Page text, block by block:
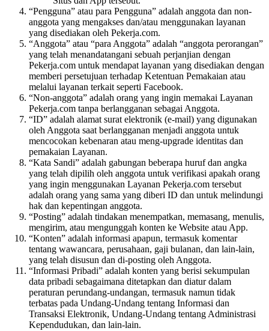
“Pengguna” atau para Pengguna” adalah anggota dan non-
anggota yang mengakses dan/atau menggunakan layanan
yang disediakan oleh Pekerja.com.
“Anggota” atau “para Anggota” adalah “anggota perorangan”
yang telah menandatangani sebuah perjanjian dengan
Pekerja.com untuk mendapat layanan yang disediakan dengan
memberi persetujuan terhadap Ketentuan Pemakaian atau
melalui layanan terkait seperti Facebook.
“Non-anggota” adalah orang yang ingin memakai Layanan
Pekerja.com tanpa berlangganan sebagai Anggota.
“ID” adalah alamat surat elektronik (e-mail) yang digunakan
oleh Anggota saat berlangganan menjadi anggota untuk
mencocokan kebenaran atau meng-upgrade identitas dan
pemakaian Layanan.
“Kata Sandi” adalah gabungan beberapa huruf dan angka
yang telah dipilih oleh anggota untuk verifikasi apakah orang
yang ingin menggunakan Layanan Pekerja.com tersebut
adalah orang yang sama yang diberi ID dan untuk melindungi
hak dan kepentingan anggota.
“Posting” adalah tindakan menempatkan, memasang, menulis,
mengirim, atau mengunggah konten ke Website atau App.
“Konten” adalah informasi apapun, termasuk komentar
tentang wawancara, perusahaan, gaji bulanan, dan lain-lain,
yang telah disusun dan di-posting oleh Anggota.
“Informasi Pribadi” adalah konten yang berisi sekumpulan
data pribadi sebagaimana ditetapkan dan diatur dalam
peraturan perundang-undangan, termasuk namun tidak
terbatas pada Undang-Undang tentang Informasi dan
Transaksi Elektronik, Undang-Undang tentang Administrasi
Kependudukan, dan lain-lain.